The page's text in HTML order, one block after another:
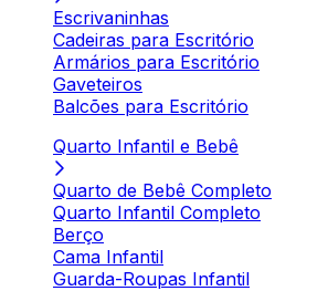
Escrivaninhas
Cadeiras para Escritório
Armários para Escritório
Gaveteiros
Balcões para Escritório
Quarto Infantil e Bebê
Quarto de Bebê Completo
Quarto Infantil Completo
Berço
Cama Infantil
Guarda-Roupas Infantil